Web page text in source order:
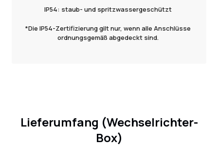
IP54: staub- und spritzwassergeschützt
*Die IP54-Zertifizierung gilt nur, wenn alle Anschlüsse
ordnungsgemäß abgedeckt sind.
Lieferumfang (Wechselrichter-
Box)